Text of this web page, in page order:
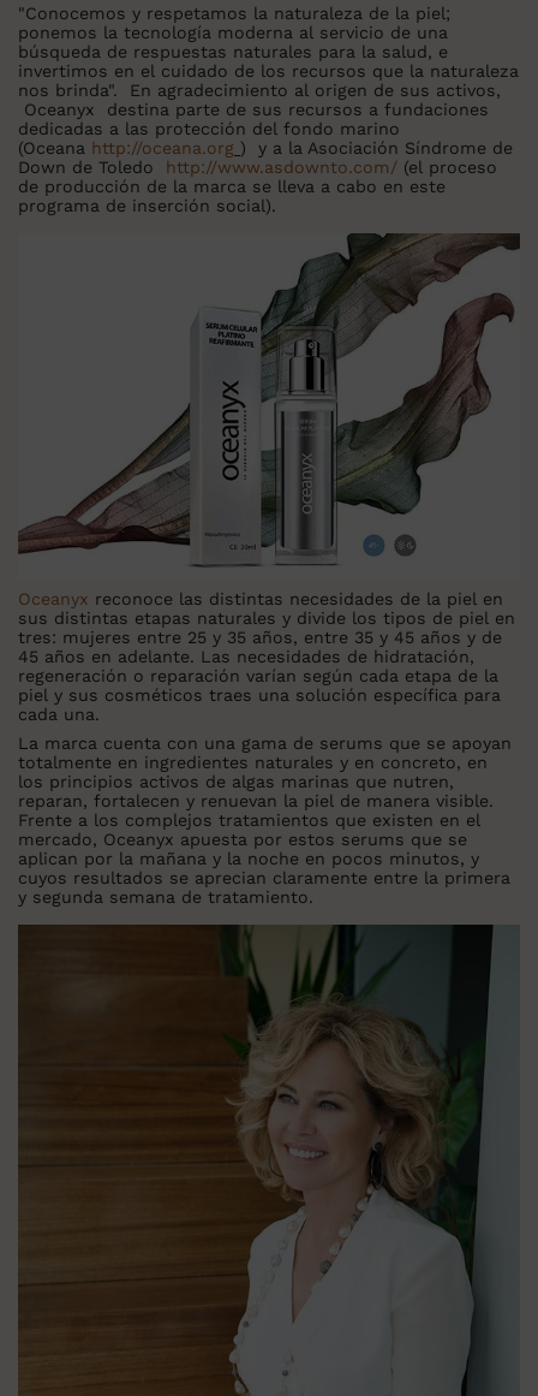
"Conocemos y respetamos la naturaleza de la piel;
ponemos la tecnología moderna al servicio de una
búsqueda de respuestas naturales para la salud, e
invertimos en el cuidado de los recursos que la naturaleza
nos brinda". En agradecimiento al origen de sus activos,
Oceanyx destina parte de sus recursos a fundaciones
dedicadas a las protección del fondo marino
(Oceana http://oceana.org ) y a la Asociación Síndrome de
Down de Toledo http://www.asdownto.com/ (el proceso
de producción de la marca se lleva a cabo en este
programa de inserción social).
Oceanyx reconoce las distintas necesidades de la piel en
sus distintas etapas naturales y divide los tipos de piel en
tres: mujeres entre 25 y 35 años, entre 35 y 45 años y de
45 años en adelante. Las necesidades de hidratación,
regeneración o reparación varían según cada etapa de la
piel y sus cosméticos traes una solución específica para
cada una.
La marca cuenta con una gama de serums que se apoyan
totalmente en ingredientes naturales y en concreto, en
los principios activos de algas marinas que nutren,
reparan, fortalecen y renuevan la piel de manera visible.
Frente a los complejos tratamientos que existen en el
mercado, Oceanyx apuesta por estos serums que se
aplican por la mañana y la noche en pocos minutos, y
cuyos resultados se aprecian claramente entre la primera
y segunda semana de tratamiento.